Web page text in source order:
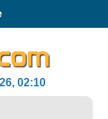
02:10